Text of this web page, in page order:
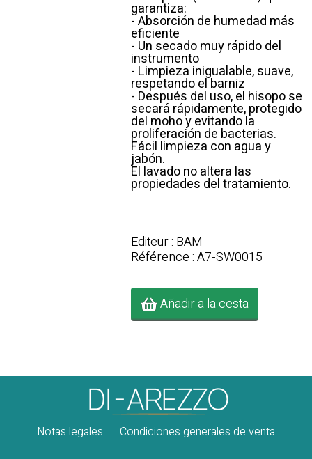
garantiza:
- Absorción de humedad más
eficiente
- Un secado muy rápido del
instrumento
- Limpieza inigualable, suave,
respetando el barniz
- Después del uso, el hisopo se
secará rápidamente, protegido
del moho y evitando la
proliferación de bacterias.
Fácil limpieza con agua y
jabón.
El lavado no altera las
propiedades del tratamiento.
Editeur : BAM
Référence : A7-SW0015
Añadir a la cesta
Notas legales Condiciones generales de venta